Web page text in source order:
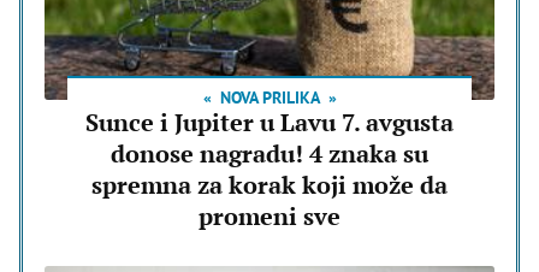
NOVA PRILIKA
Sunce i Jupiter u Lavu 7. avgusta
donose nagradu! 4 znaka su
spremna za korak koji može da
promeni sve